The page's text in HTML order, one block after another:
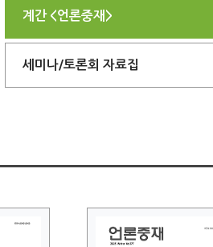
계간 <언론중재>
세미나/토론회 자료집